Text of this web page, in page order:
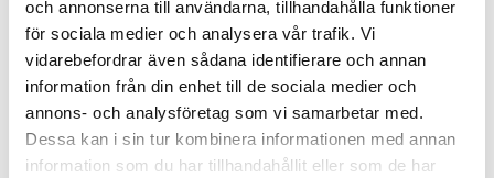
och annonserna till användarna, tillhandahålla funktioner
för sociala medier och analysera vår trafik. Vi
vidarebefordrar även sådana identifierare och annan
information från din enhet till de sociala medier och
annons- och analysföretag som vi samarbetar med.
Dessa kan i sin tur kombinera informationen med annan
information som du har tillhandahållit eller som de har